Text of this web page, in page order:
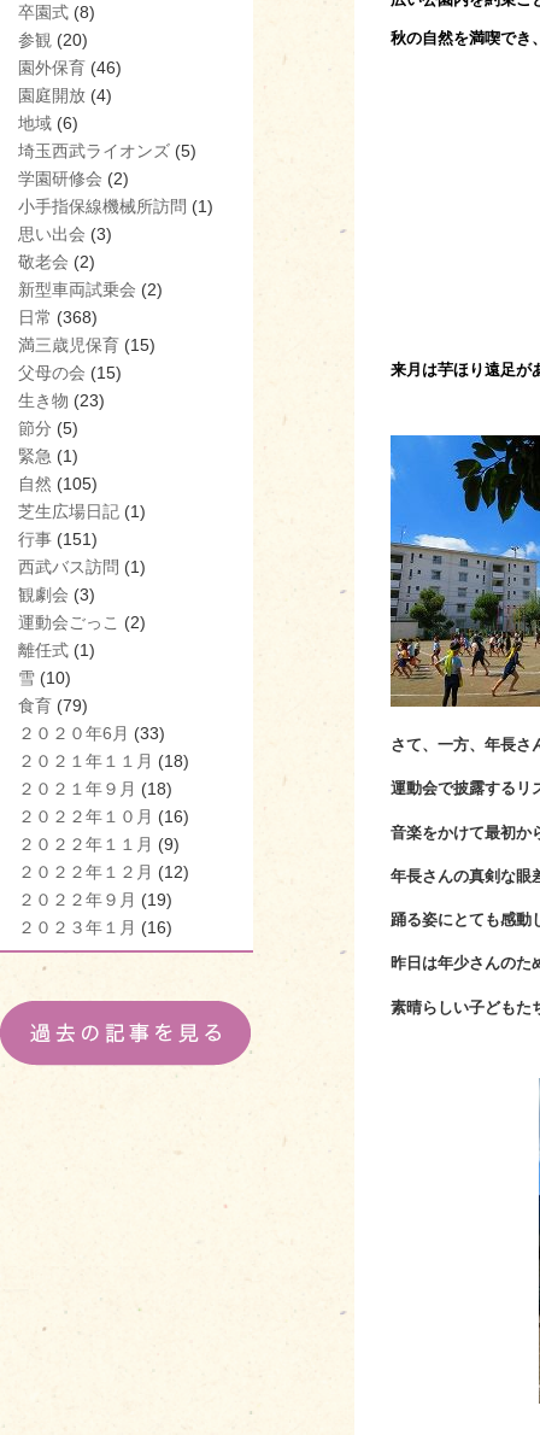
卒園式 (8)
参観 (20)
園外保育 (46)
園庭開放 (4)
地域 (6)
埼玉西武ライオンズ (5)
学園研修会 (2)
小手指保線機械所訪問 (1)
思い出会 (3)
敬老会 (2)
新型車両試乗会 (2)
日常 (368)
満三歳児保育 (15)
父母の会 (15)
生き物 (23)
節分 (5)
緊急 (1)
自然 (105)
芝生広場日記 (1)
行事 (151)
西武バス訪問 (1)
観劇会 (3)
運動会ごっこ (2)
離任式 (1)
雪 (10)
食育 (79)
２０２０年6月 (33)
２０２１年１１月 (18)
２０２１年９月 (18)
２０２２年１０月 (16)
２０２２年１１月 (9)
２０２２年１２月 (12)
２０２２年９月 (19)
２０２３年１月 (16)
秋の自然を満喫でき
来月は芋ほり遠足が
さて、一方、年長さ
運動会で披露するリ
音楽をかけて最初か
年長さんの真剣な眼
踊る姿にとても感動
昨日は年少さんのた
素晴らしい子どもた